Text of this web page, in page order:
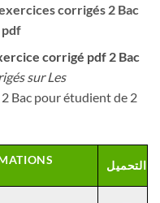
corrigés 2 Bac
pdf
corrigé pdf 2 Bac
sur Les
Bac pour étudient de 2
التحميل